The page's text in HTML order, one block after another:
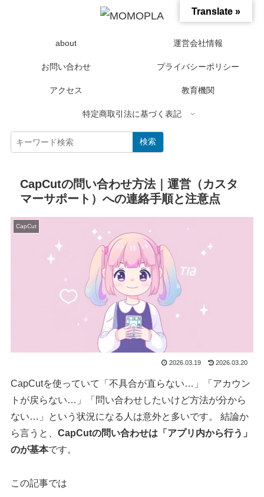
about 運営会社情報
お問い合わせ プライバシーポリシー
アクセス 教育機関
特定商取引法に基づく表記
検索
CapCutの問い合わせ方法｜運営（カスタ
マーサポート）への連絡手順と注意点
CapCut
2026.03.19 2026.03.20
CapCutを使っていて「不具合が直らない…」「アカウン
トが戻らない…」「問い合わせしたいけど方法が分から
ない…」という状況になる人は意外と多いです。 結論か
ら言うと、CapCutの問い合わせは「アプリ内から行う」
のが基本です。
この記事では
Translate »